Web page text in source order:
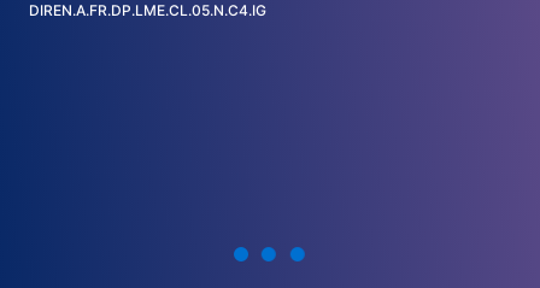
DIREN.A.FR.DP.LME.CL.05.N.C4.IG